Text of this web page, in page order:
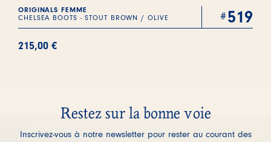
ORIGINALS FEMME
CHELSEA BOOTS - STOUT BROWN / OLIVE 519
215,00 €
Restez sur la bonne voie
Inscrivez-vous à notre newsletter pour rester au courant des